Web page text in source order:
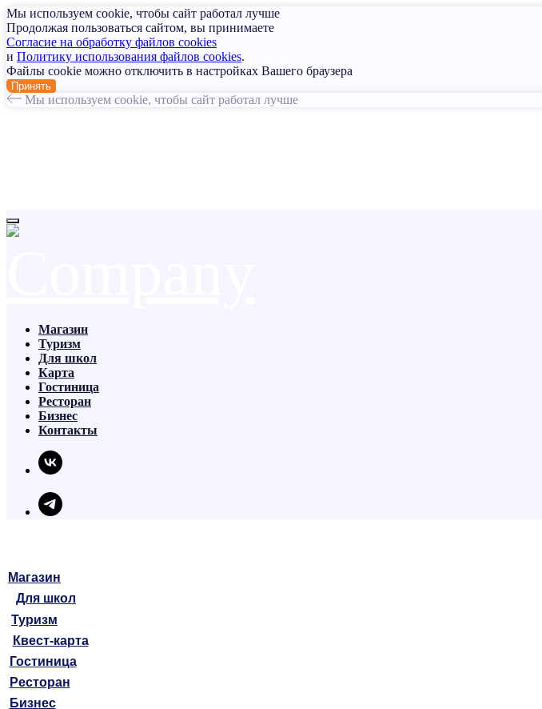
Мы используем cookie, чтобы сайт работал лучше
Продолжая пользоваться сайтом, вы принимаете
Согласие на обработку файлов cookies
и Политику использования файлов cookies.
Файлы cookie можно отключить в настройках Вашего браузера
Принять
Мы используем cookie, чтобы сайт работал лучше
Магазин
Для школ
Туризм
Квест-карта
Гостиница
Ресторан
Бизнес
Магазин
Туризм
Для школ
Карта
Гостиница
Ресторан
Бизнес
Контакты